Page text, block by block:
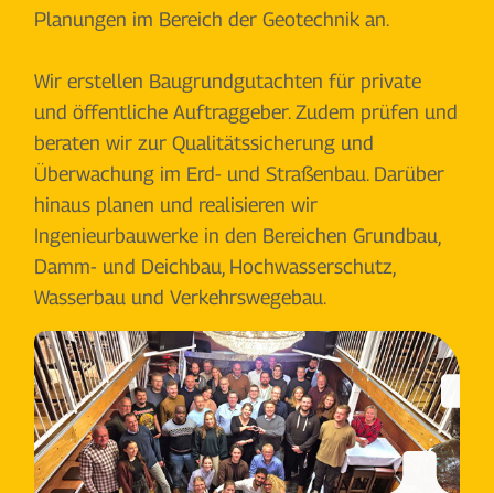
Planungen im Bereich der Geotechnik an.
Wir erstellen Baugrundgutachten für private
und öffentliche Auftraggeber. Zudem prüfen und
beraten wir zur Qualitätssicherung und
Überwachung im Erd- und Straßenbau. Darüber
hinaus planen und realisieren wir
Ingenieurbauwerke in den Bereichen Grundbau,
Damm- und Deichbau, Hochwasserschutz,
Wasserbau und Verkehrswegebau.